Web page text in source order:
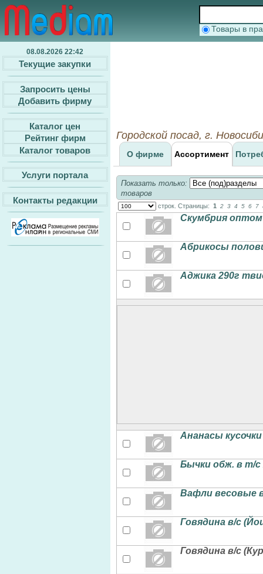
Товары в
08.08.2026 22:42
Текущие закупки
Запросить цены
Добавить фирму
Каталог цен
Рейтинг фирм
Каталог товаров
Услуги портала
Контакты редакции
Городской посад, г.
О фирме Ассортимент
Показать только:
товаров
строк. Страницы: 1 2 3 4 5 6 7
Скумбрия оптом
Абрикосы
Аджика 290г
Ананасы кусочки
Бычки обж. в т/с
Вафли весовые
Говядина в/с
Говядина в/с